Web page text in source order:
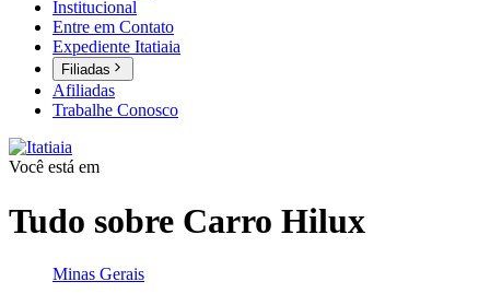
Institucional
Entre em Contato
Expediente Itatiaia
Filiadas
Afiliadas
Trabalhe Conosco
Você está em
Tudo sobre Carro Hilux
Minas Gerais